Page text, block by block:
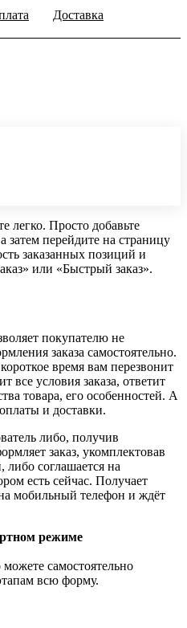
Доставка
легко. Просто добавьте
затем перейдите на страницу
заказанных позиций и
или «Быстрый заказ».
покупателю не
заказа самостоятельно.
время вам перезвонит
все условия заказа, ответит
товара, его особенностей. А
и доставки.
либо, получив
заказ, укомплектовав
соглашается на
есть сейчас. Получает
мобильный телефон и ждёт
режиме
самостоятельно
всю форму.